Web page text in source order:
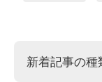
新着記事の種